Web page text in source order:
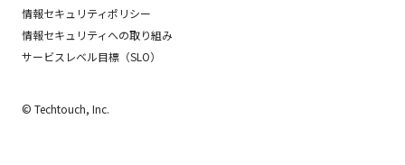
情報セキュリティポリシー
情報セキュリティへの取り組み
サービスレベル目標（SLO）
© Techtouch, Inc.